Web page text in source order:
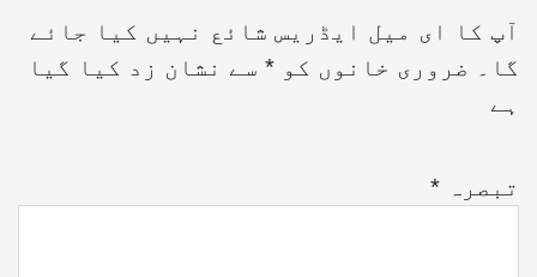
آپ کا ای میل ایڈریس شائع نہیں کیا جائے
گا۔
ضروری خانوں کو * سے نشان زد کیا گیا
ہے
تبصرہ *